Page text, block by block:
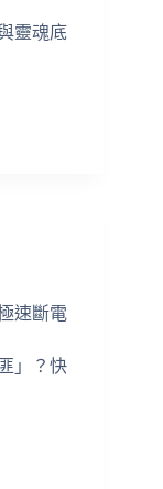
靈魂底
速斷電
」？快